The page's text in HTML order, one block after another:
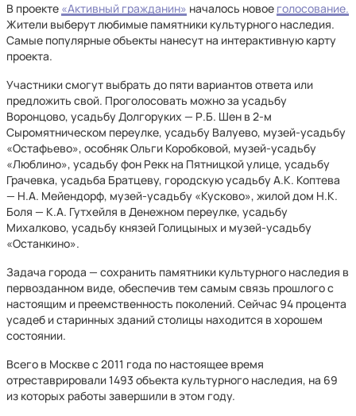
В проекте «Активный гражданин» началось новое голосование.
Жители выберут любимые памятники культурного наследия.
Самые популярные объекты нанесут на интерактивную карту
проекта.
Участники смогут выбрать до пяти вариантов ответа или
предложить свой. Проголосовать можно за усадьбу
Воронцово, усадьбу Долгоруких — Р.Б. Шен в 2-м
Сыромятническом переулке, усадьбу Валуево, музей-усадьбу
«Остафьево», особняк Ольги Коробковой, музей-усадьбу
«Люблино», усадьбу фон Рекк на Пятницкой улице, усадьбу
Грачевка, усадьба Братцеву, городскую усадьбу А.К. Коптева
— Н.А. Мейендорф, музей-усадьбу «Кусково», жилой дом Н.К.
Боля — К.А. Гутхейля в Денежном переулке, усадьбу
Михалково, усадьбу князей Голицыных и музей-усадьбу
«Останкино».
Задача города — сохранить памятники культурного наследия в
первозданном виде, обеспечив тем самым связь прошлого с
настоящим и преемственность поколений. Сейчас 94 процента
усадеб и старинных зданий столицы находится в хорошем
состоянии.
Всего в Москве с 2011 года по настоящее время
отреставрировали 1493 объекта культурного наследия, на 69
из которых работы завершили в этом году.